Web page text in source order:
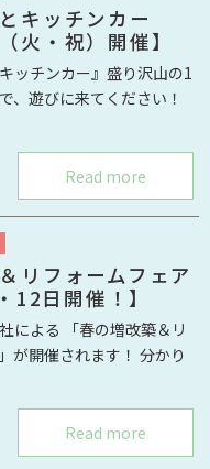
キッチンカー
火・祝）開催】
ッチンカー』盛り沢山の1
、遊びに来てください！
Read more
リフォームフェア
12日開催！】
による 「春の増改築＆リ
が開催されます！ 分かり
Read more